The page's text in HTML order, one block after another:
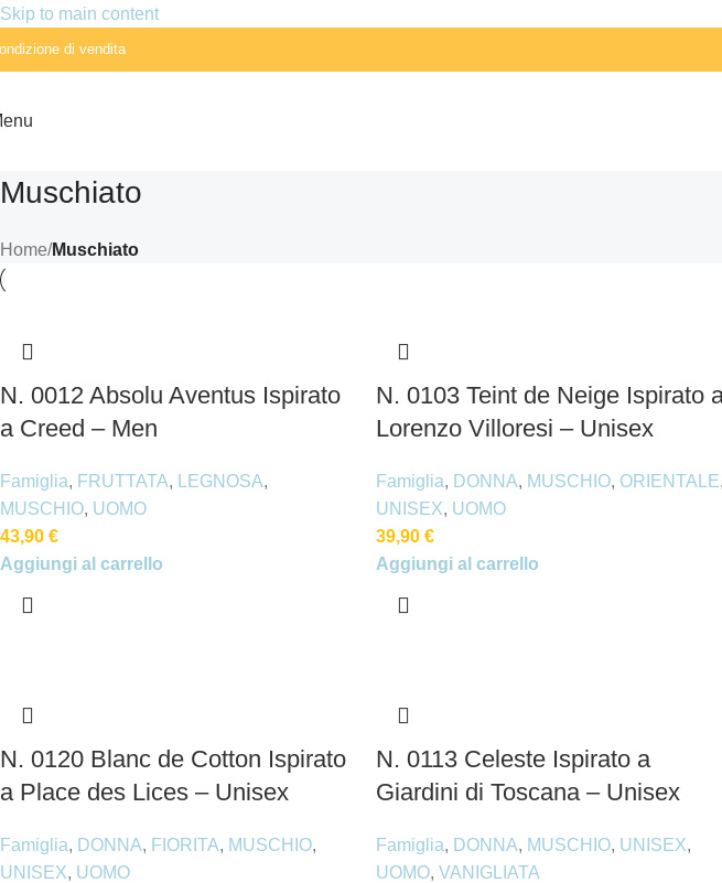
Skip to main content
di vendita
Muschiato
Home/Muschiato
N. 0012 Absolu Aventus Ispirato
a Creed – Men
Famiglia, FRUTTATA, LEGNOSA,
MUSCHIO, UOMO
43,90 €
Aggiungi al carrello
N. 0103 Teint de Neige Ispirato
Lorenzo Villoresi – Unisex
Famiglia, DONNA, MUSCHIO, ORIENTALE,
UNISEX, UOMO
39,90 €
Aggiungi al carrello
N. 0120 Blanc de Cotton Ispirato
a Place des Lices – Unisex
Famiglia, DONNA, FIORITA, MUSCHIO,
UNISEX, UOMO
N. 0113 Celeste Ispirato a
Giardini di Toscana – Unisex
Famiglia, DONNA, MUSCHIO, UNISEX,
UOMO, VANIGLIATA